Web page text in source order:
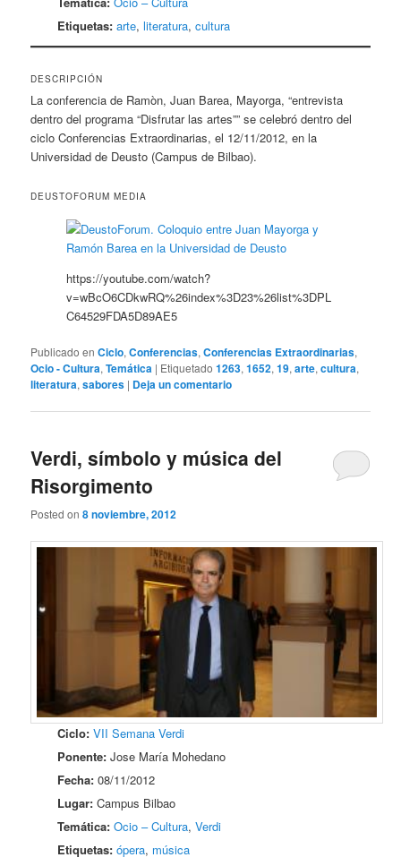
Etiquetas: arte,literatura,cultura
DESCRIPCIÓN
La conferencia de Ramòn, Juan Barea, Mayorga, “entrevista
dentro del programa “Disfrutar las artes”” se celebró dentro del
ciclo Conferencias Extraordinarias, el 12/11/2012, en la
Universidad de Deusto (Campus de Bilbao).
DEUSTOFORUM MEDIA
https://youtube.com/watch?
v=wBcO6CDkwRQ%26index%3D23%26list%3DPL
C64529FDA5D89AE5
Publicado en Ciclo,Conferencias,Conferencias Extraordinarias,
Ocio - Cultura,Temática | Etiquetado 1263,1652,19,arte,cultura,
literatura,sabores | Deja un comentario
Verdi, símbolo y música del
Risorgimento
Posted on8 noviembre, 2012
Ciclo: VII Semana Verdi
Ponente: Jose María Mohedano
Fecha: 08/11/2012
Lugar: Campus Bilbao
Temática: Ocio – Cultura,Verdi
Etiquetas: ópera, música